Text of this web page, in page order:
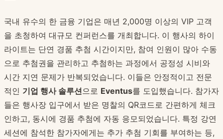
국내 유수의 한 금융 기업은 매년 2,000명 이상의 VIP 고객
을 초청하여 대규모 컨퍼런스를 개최합니다. 이 행사의 하이
라이트는 단연 경품 추첨 시간이지만, 참여 인원이 많아 수동
으로 추첨권을 관리하고 추첨하는 과정에서 공정성 시비와
시간 지연 문제가 반복되었습니다. 이들은 안정적이고 전문
적인 기업 행사 솔루션으로 Eventus를 도입했습니다. 참가자
들은 행사장 입구에서 받은 명찰의 QR코드로 간편하게 체크
인하고, 동시에 경품 추첨에 자동 응모되었습니다. 특정 강연
세션에 참석한 참가자에게는 추가 추첨 기회를 부여하는 등,